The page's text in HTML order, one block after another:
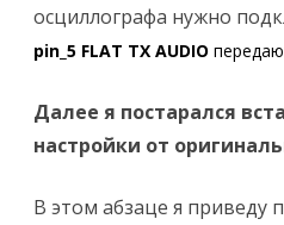
осциллографа нужно
pin_5 FLAT TX AUDIO
Далее я постарался
настройки от
В этом абзаце я приведу